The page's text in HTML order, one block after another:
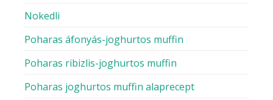
Nokedli
Poharas áfonyás-joghurtos muffin
Poharas ribizlis-joghurtos muffin
Poharas joghurtos muffin alaprecept